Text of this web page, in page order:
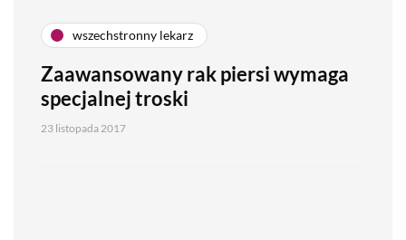
wszechstronny lekarz
Zaawansowany rak piersi wymaga
specjalnej troski
23 listopada 2017